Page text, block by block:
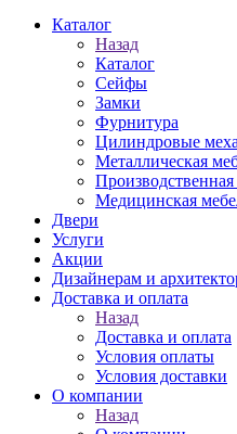
Каталог
Назад
Каталог
Сейфы
Замки
Фурнитура
Цилиндровые
Металлическая
Производственная
Медицинская
Двери
Услуги
Акции
Дизайнерам и
Доставка и оплата
Назад
Доставка и оплата
Условия оплаты
Условия доставки
О компании
Назад